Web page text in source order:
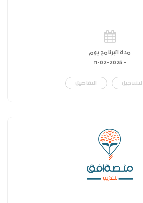
مدة البرنامج يوم
-
11-02-2025
التسجيل التفاصيل